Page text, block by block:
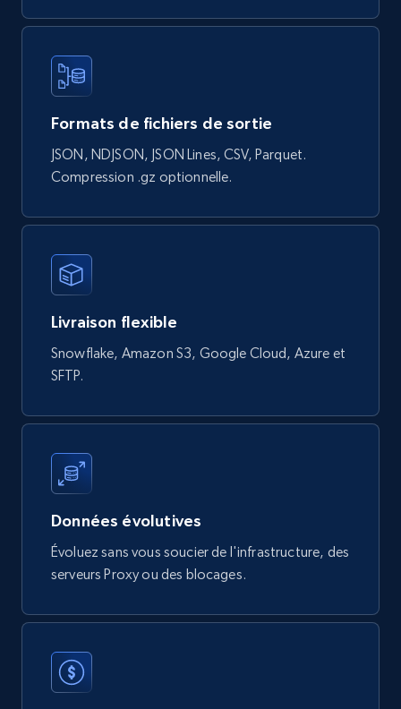
823+ 40+ Buy Now
URL, Product id, Title, Rating, Reviews count,
Initial price, Discount, Final price, and more.
822+
Digikey - Products
Product url, Category url, Part number,
Datasheet url, Rohs compliant, and more.
eCommerce
778+ 80+
Tags, Final price, Original price, and more.
eCommerce
Formats de fichiers de sortie
JSON, NDJSON, JSON Lines, CSV, Parquet.
Compression .gz optionnelle.
Livraison flexible
Snowflake, Amazon S3, Google Cloud, Azure et
SFTP.
Données évolutives
Évoluez sans vous soucier de l'infrastructure, des
serveurs Proxy ou des blocages.